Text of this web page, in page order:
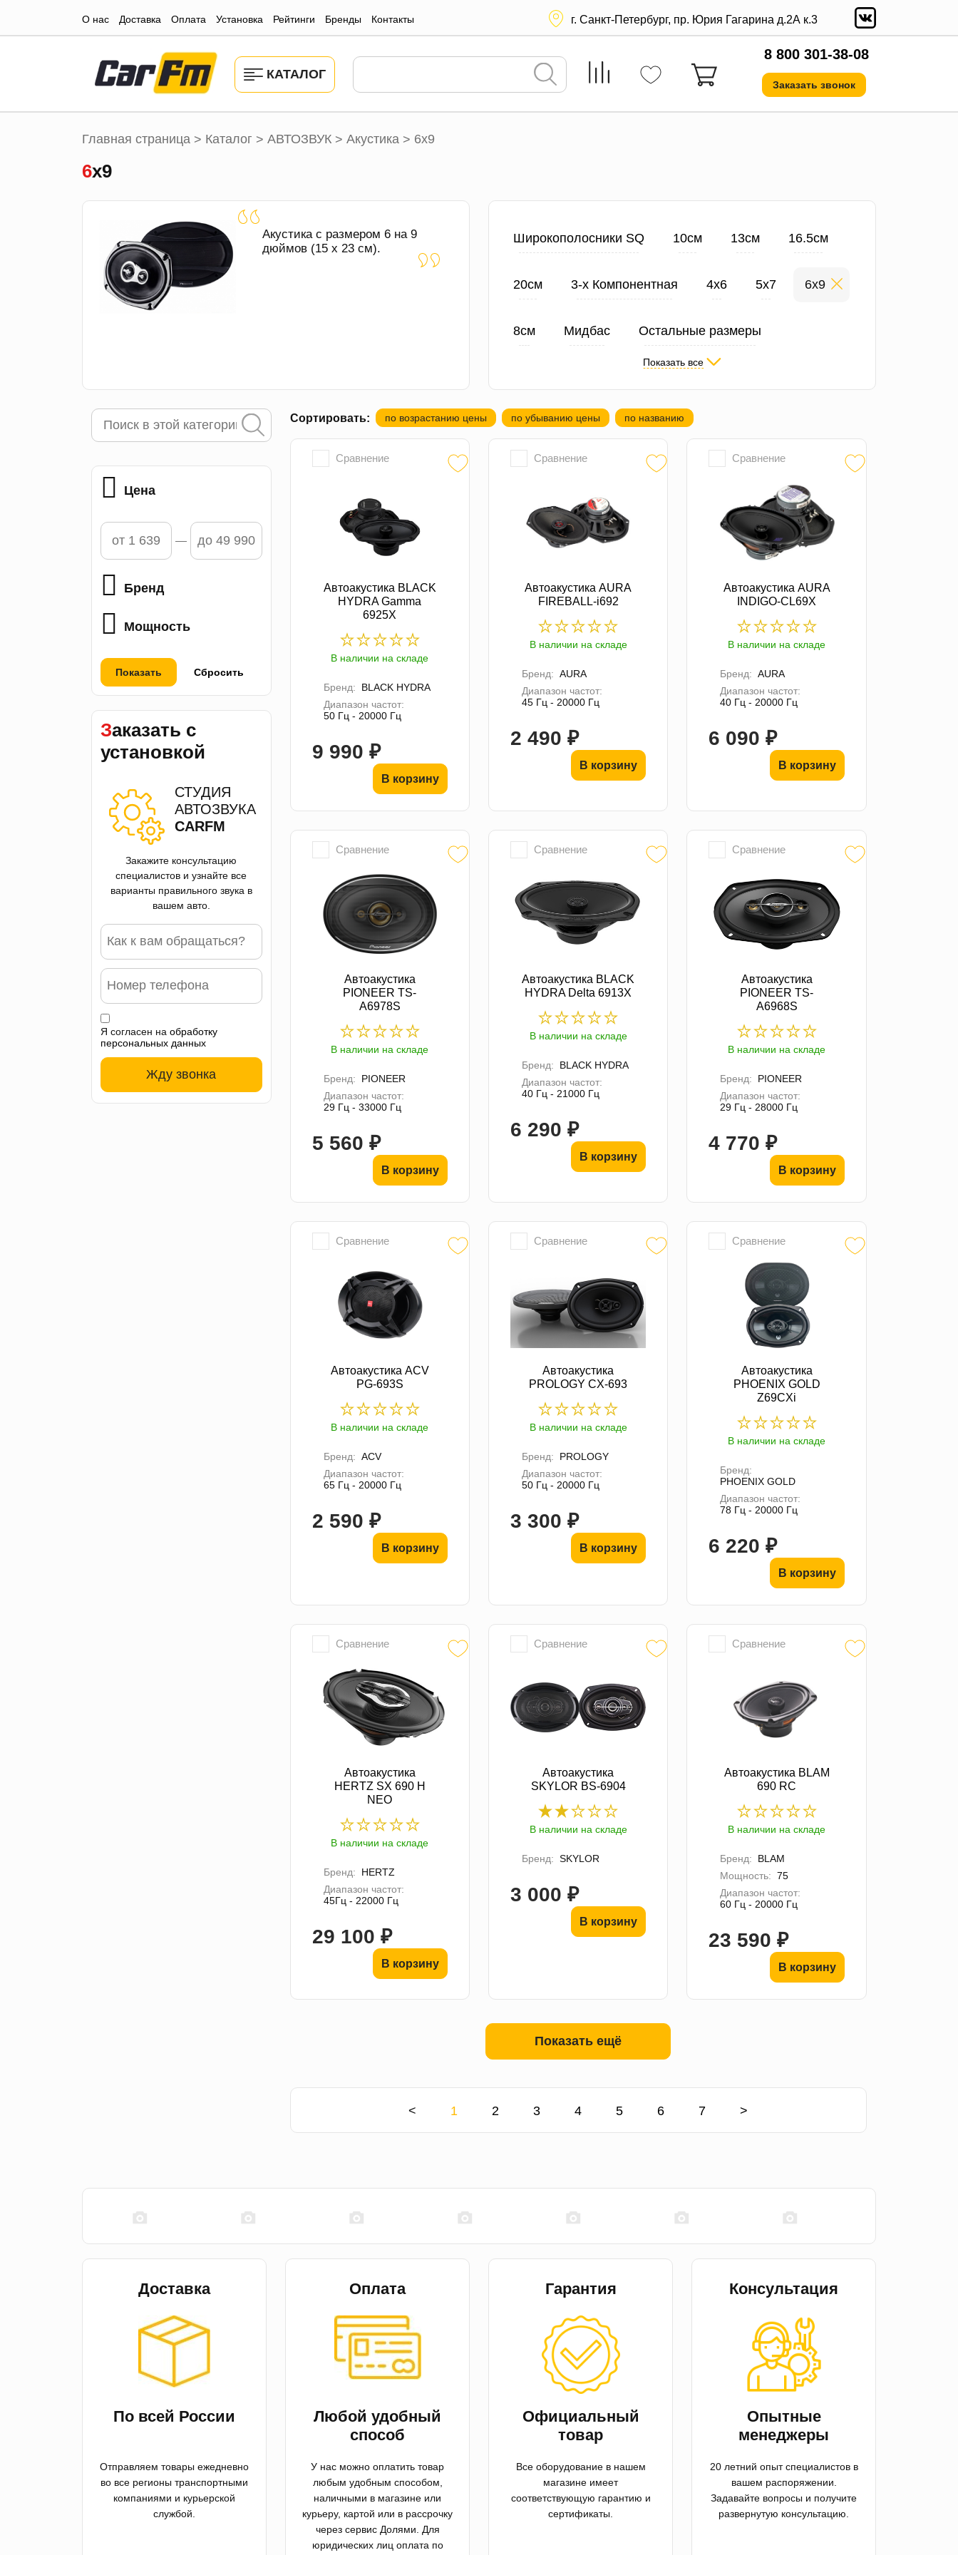
О нас Доставка Оплата Установка Рейтинги Бренды Контакты г. Санкт-Петербург, пр. Юрия Гагарина д.2А к.3
КАТАЛОГ
8 800 301-38-08
Заказать звонок
Главная страница > Каталог > АВТОЗВУК > Акустика > 6х9
6х9
Акустика с размером 6 на 9
дюймов (15 х 23 см).
Широкополосники SQ 10см 13см 16.5см
20см 3-х Компонентная 4х6 5х7 6х9
8см Мидбас Остальные размеры
Эстрадная акустика
Показать все
Цена
Бренд
Мощность
Показать Сбросить
Заказать с
установкой
СТУДИЯ
АВТОЗВУКА
CARFM
Закажите консультацию
специалистов и узнайте все
варианты правильного звука в
вашем авто.
Я согласен на обработку
персональных данных
Жду звонка
Сортировать: по возрастанию цены по убыванию цены по названию
Сравнение
Автоакустика BLACK
HYDRA Gamma
6925X
В наличии на складе
Бренд:
BLACK HYDRA
Диапазон частот:
50 Гц - 20000 Гц
9 990 ₽
В корзину
Сравнение
Автоакустика AURA
FIREBALL-i692
В наличии на складе
Бренд: AURA
Диапазон частот:
45 Гц - 20000 Гц
2 490 ₽
В корзину
Сравнение
Автоакустика AURA
INDIGO-CL69X
В наличии на складе
Бренд: AURA
Диапазон частот:
40 Гц - 20000 Гц
6 090 ₽
В корзину
Сравнение
Автоакустика
PIONEER TS-
A6978S
В наличии на складе
Бренд:
PIONEER
Диапазон частот:
29 Гц - 33000 Гц
5 560 ₽
В корзину
Сравнение
Автоакустика BLACK
HYDRA Delta 6913X
В наличии на складе
Бренд:
BLACK HYDRA
Диапазон частот:
40 Гц - 21000 Гц
6 290 ₽
В корзину
Сравнение
Автоакустика
PIONEER TS-
A6968S
В наличии на складе
Бренд:
PIONEER
Диапазон частот:
29 Гц - 28000 Гц
4 770 ₽
В корзину
Сравнение
Автоакустика ACV
PG-693S
В наличии на складе
Бренд: ACV
Диапазон частот:
65 Гц - 20000 Гц
2 590 ₽
В корзину
Сравнение
Автоакустика
PROLOGY CX-693
В наличии на складе
Бренд:
PROLOGY
Диапазон частот:
50 Гц - 20000 Гц
3 300 ₽
В корзину
Сравнение
Автоакустика
PHOENIX GOLD
Z69CXi
В наличии на складе
Бренд:
PHOENIX GOLD
Диапазон частот:
78 Гц - 20000 Гц
6 220 ₽
В корзину
Сравнение
Автоакустика
HERTZ SX 690 H
NEO
В наличии на складе
Бренд:
HERTZ
Диапазон частот:
45Гц - 22000 Гц
29 100 ₽
В корзину
Сравнение
Автоакустика
SKYLOR BS-6904
В наличии на складе
Бренд: SKYLOR
3 000 ₽
В корзину
Сравнение
Автоакустика BLAM
690 RC
В наличии на складе
Бренд:
BLAM
Мощность: 75
Диапазон частот:
60 Гц - 20000 Гц
23 590 ₽
В корзину
Показать ещё
< 1 2 3 4 5 6 7 >
Доставка
По всей России
Отправляем товары ежедневно
во все регионы транспортными
компаниями и курьерской
службой.
Оплата
Любой удобный
способ
У нас можно оплатить товар
любым удобным способом,
наличными в магазине или
курьеру, картой или в рассрочку
через сервис Долями. Для
юридических лиц оплата по
Гарантия
Официальный
товар
Все оборудование в нашем
магазине имеет
соответствующую гарантию и
сертификаты.
Консультация
Опытные
менеджеры
20 летний опыт специалистов в
вашем распоряжении.
Задавайте вопросы и получите
развернутую консультацию.